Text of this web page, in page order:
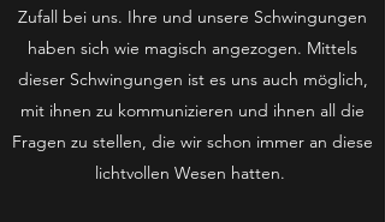
Zufall bei uns. Ihre und unsere Schwingungen
haben sich wie magisch angezogen. Mittels
dieser Schwingungen ist es uns auch möglich,
mit ihnen zu kommunizieren und ihnen all die
Fragen zu stellen, die wir schon immer an diese
lichtvollen Wesen hatten.